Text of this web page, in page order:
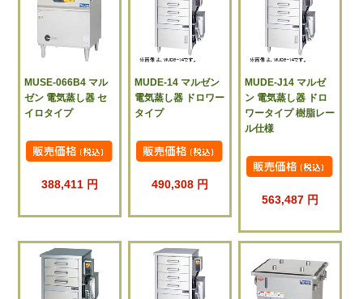
MUSE-066B4 マル
ゼン 電気蒸し器 セ
イロタイプ
388,411 円
MUDE-14 マルゼン
電気蒸し器 ドロワー
タイプ
490,308 円
MUDE-J14 マルゼ
ン 電気蒸し器 ドロ
ワータイプ 樹脂レー
ル仕様
563,487 円